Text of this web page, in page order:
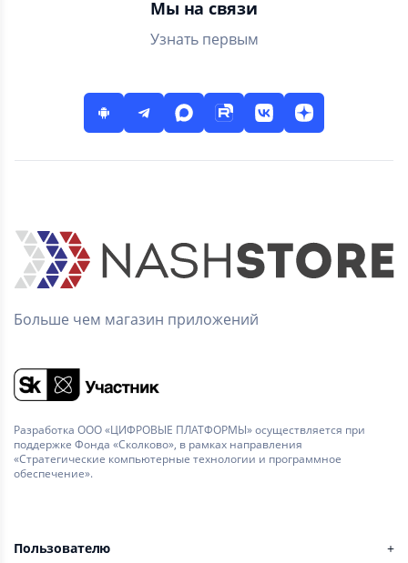
Мы на связи
Узнать первым
Больше чем магазин приложений
Разработка ООО «ЦИФРОВЫЕ ПЛАТФОРМЫ» осуществляется при
поддержке Фонда «Сколково», в рамках направления
«Стратегические компьютерные технологии и программное
обеспечение».
Пользователю